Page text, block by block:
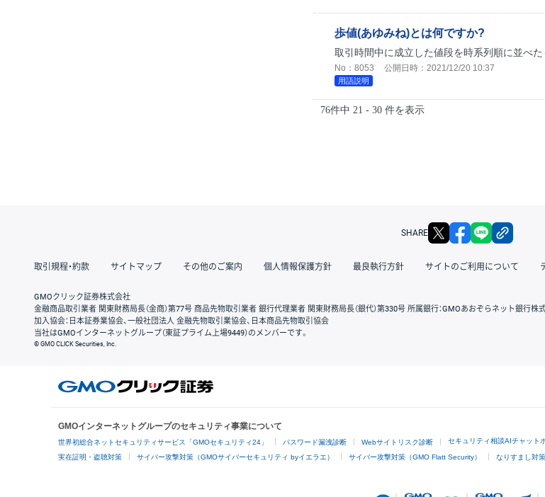
歩値(あゆみね)とは何ですか?
取引時間中に成立した値段を時系列順に並べ
No：8053 公開日時：2021/12/20 10:37
用語説明
76件中 21 - 30 件を表示
SHARE X facebook
取引規程・約款 サイトマップ その他のご案内 個人情報保護方針 最良執行方針 サイトのご利用について
GMOクリック証券株式会社
金融商品取引業者 関東財務局長（金商）第77号 商品先物取引業者 銀行代理業者 関東財務局長（銀代）第330号 所属銀行：GMOあおぞらネット銀行株
加入協会：日本証券業協会、一般社団法人 金融先物取引業協会、日本商品先物取引協会
当社はGMOインターネットグループ（東証プライム上場9449）のメンバーです。
© GMO CLICK Securities, Inc.
GMOインターネットグループのセキュリティ事業について
世界初総合ネットセキュリティサービス「GMOセキュリティ24」 パスワード漏洩診断 Webサイトリスク診断 セキュリティ相談AIチャット
実在証明・盗聴対策 サイバー攻撃対策（GMOサイバーセキュリティ byイエラエ） サイバー攻撃対策（GMO Flatt Security） なりすまし対策